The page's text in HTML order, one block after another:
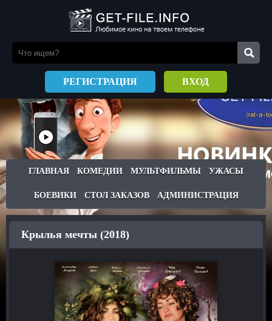
РЕГИСТРАЦИЯ ВХОД
ГЛАВНАЯ КОМЕДИИ МУЛЬТФИЛЬМЫ УЖАСЫ
БОЕВИКИ СТОЛ ЗАКАЗОВ АДМИНИСТРАЦИЯ
Крылья мечты (2018)